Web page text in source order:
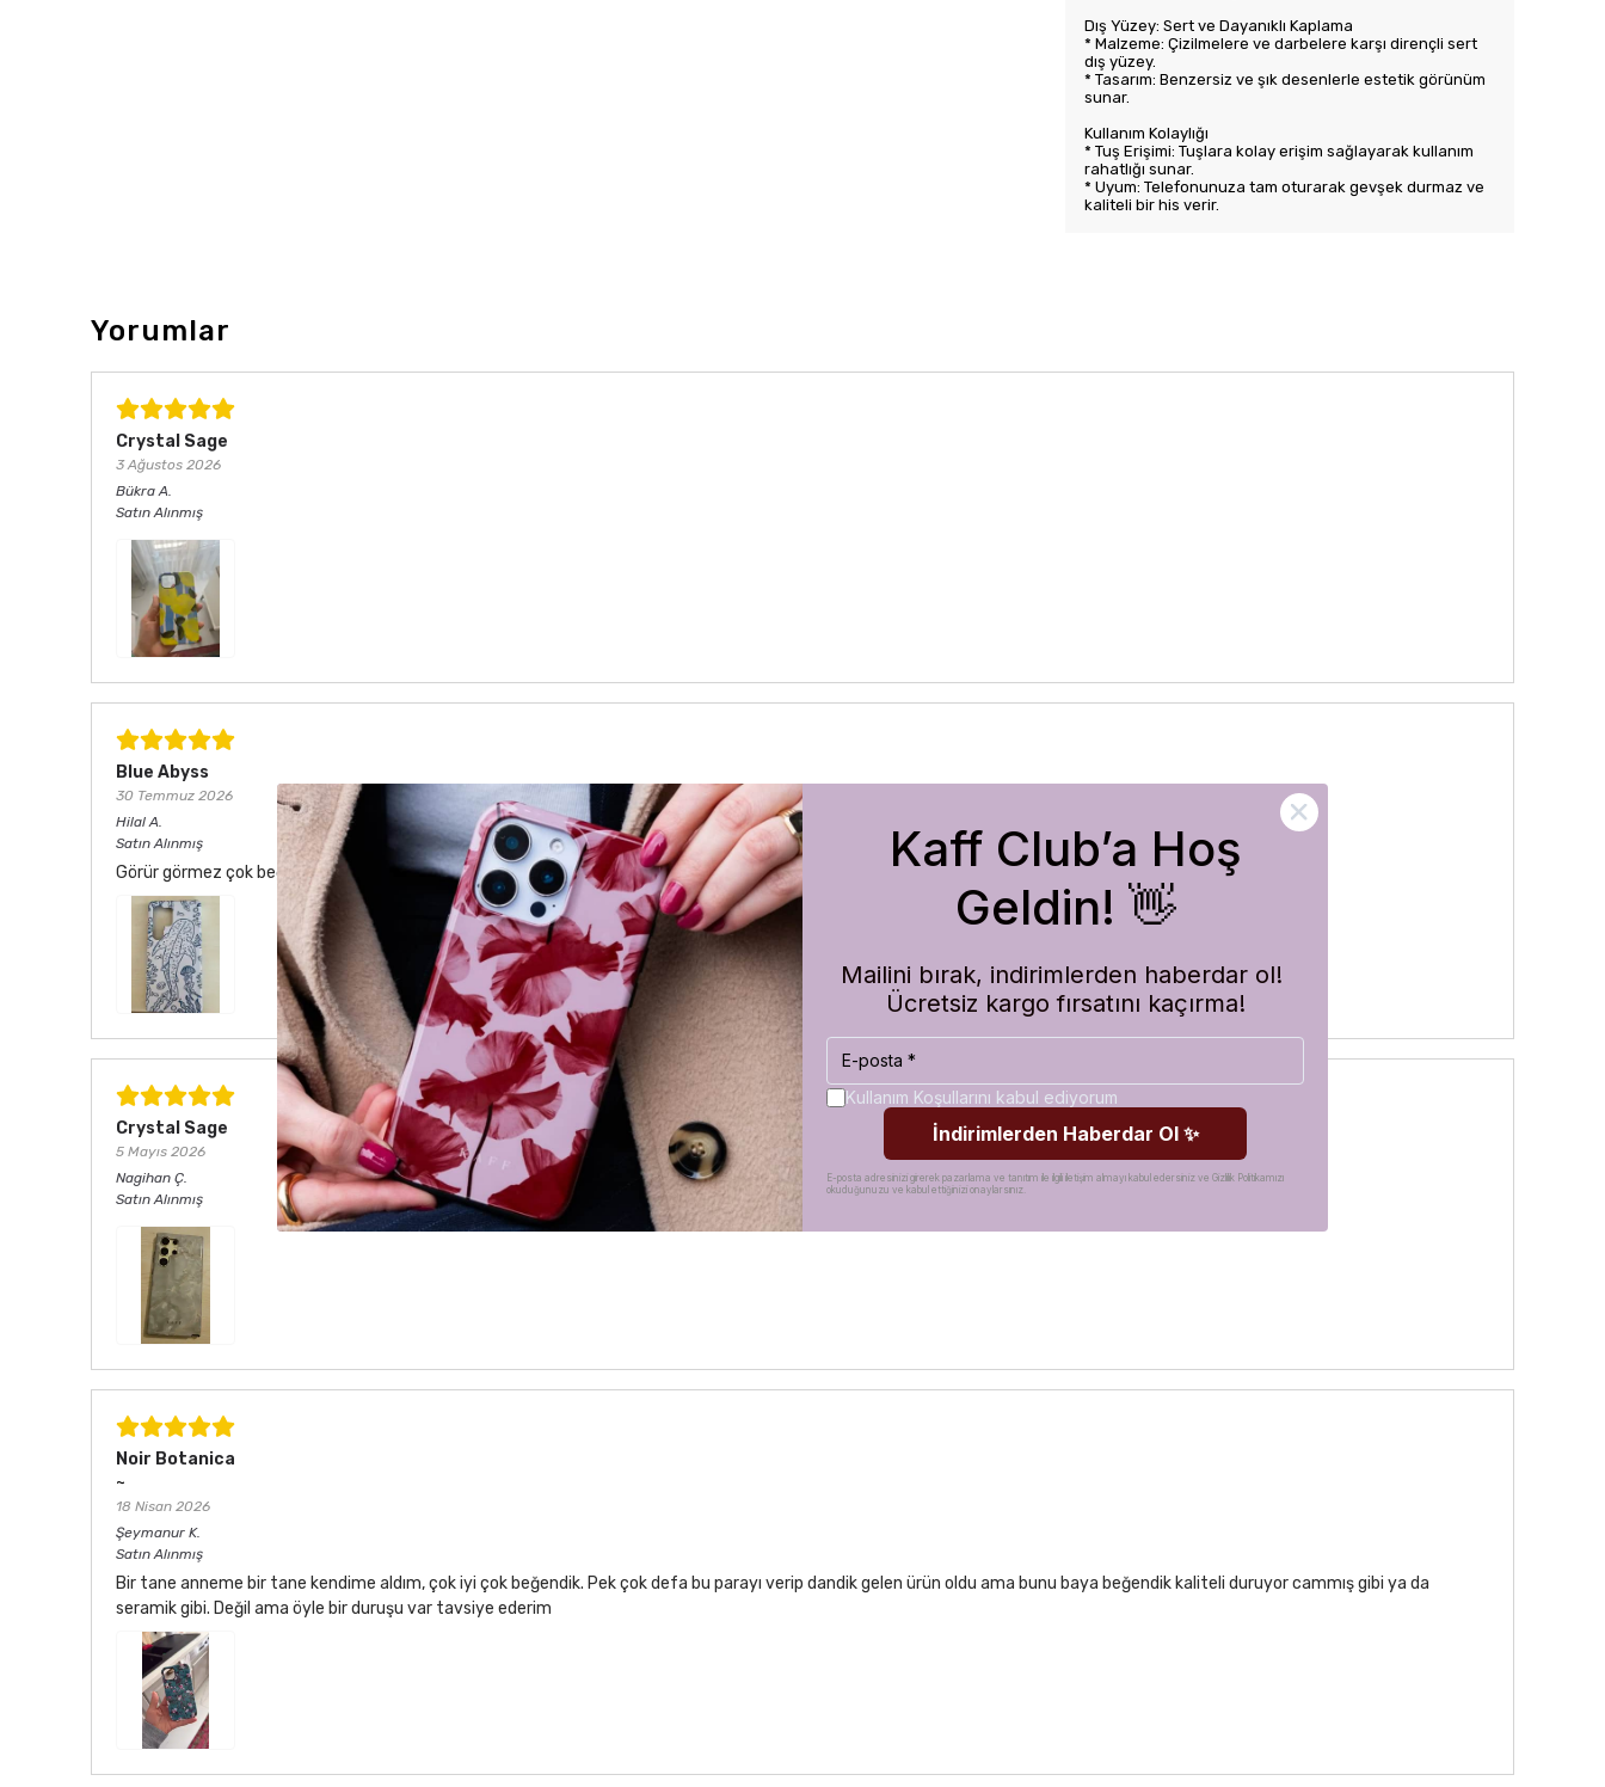
Dış Yüzey: Sert ve Dayanıklı Kaplama
* Malzeme: Çizilmelere ve darbelere karşı dirençli sert
dış yüzey.
* Tasarım: Benzersiz ve şık desenlerle estetik görünüm
sunar.
Kullanım Kolaylığı
* Tuş Erişimi: Tuşlara kolay erişim sağlayarak kullanım
rahatlığı sunar.
* Uyum: Telefonunuza tam oturarak gevşek durmaz ve
kaliteli bir his verir.
Yorumlar
Crystal Sage
3 Ağustos 2026
Bükra A.
Satın Alınmış
Blue Abyss
30 Temmuz 2026
Hilal A.
Satın Alınmış
Görür görmez çok beğendim. Hem desen olarak çok şık hem de koruma olarak çok güvenilir. Ayrıca hızlı kargolama için teşekkürler
Crystal Sage
5 Mayıs 2026
Nagihan Ç.
Satın Alınmış
Noir Botanica
~
18 Nisan 2026
Şeymanur K.
Satın Alınmış
Bir tane anneme bir tane kendime aldım, çok iyi çok beğendik. Pek çok defa bu parayı verip dandik gelen ürün oldu ama bunu baya beğendik kaliteli duruyor cammış gibi ya da
seramik gibi. Değil ama öyle bir duruşu var tavsiye ederim
Kaff Club’a Hoş
Geldin! 👋
Mailini bırak, indirimlerden haberdar ol!
Ücretsiz kargo fırsatını kaçırma!
Kullanım Koşullarını kabul ediyorum
İndirimlerden Haberdar Ol ✨
E-posta adresinizi girerek pazarlama ve tanıtım ile ilgili iletişim almayı kabul edersiniz ve Gizlilik Politikamızı
okuduğunuzu ve kabul ettiğinizi onaylarsınız.